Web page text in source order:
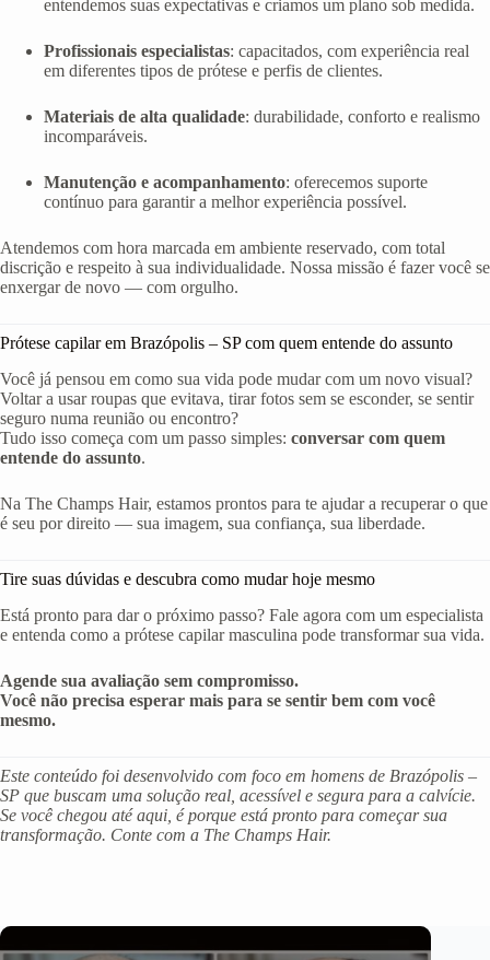
entendemos suas expectativas e criamos um plano sob medida.
Profissionais especialistas: capacitados, com experiência real
em diferentes tipos de prótese e perfis de clientes.
Materiais de alta qualidade: durabilidade, conforto e realismo
incomparáveis.
Manutenção e acompanhamento: oferecemos suporte
contínuo para garantir a melhor experiência possível.
Atendemos com hora marcada em ambiente reservado, com total
discrição e respeito à sua individualidade. Nossa missão é fazer você se
enxergar de novo — com orgulho.
Prótese capilar em Brazópolis – SP com quem entende do assunto
Você já pensou em como sua vida pode mudar com um novo visual?
Voltar a usar roupas que evitava, tirar fotos sem se esconder, se sentir
seguro numa reunião ou encontro?
Tudo isso começa com um passo simples: conversar com quem
entende do assunto.
Na The Champs Hair, estamos prontos para te ajudar a recuperar o que
é seu por direito — sua imagem, sua confiança, sua liberdade.
Tire suas dúvidas e descubra como mudar hoje mesmo
Está pronto para dar o próximo passo? Fale agora com um especialista
e entenda como a prótese capilar masculina pode transformar sua vida.
Agende sua avaliação sem compromisso.
Você não precisa esperar mais para se sentir bem com você
mesmo.
Este conteúdo foi desenvolvido com foco em homens de Brazópolis –
SP que buscam uma solução real, acessível e segura para a calvície.
Se você chegou até aqui, é porque está pronto para começar sua
transformação. Conte com a The Champs Hair.